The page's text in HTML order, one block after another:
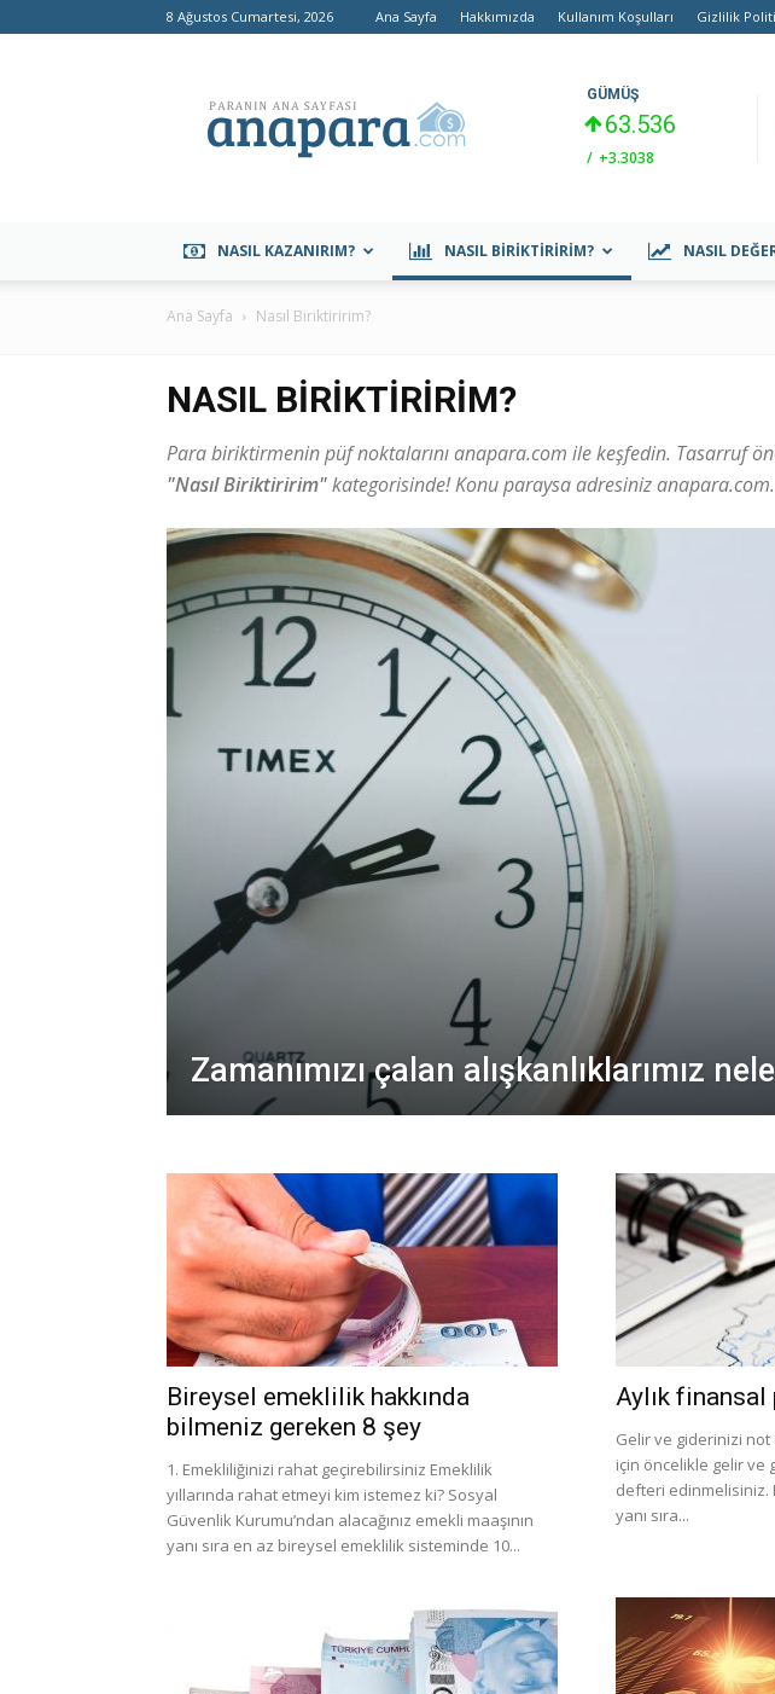
8 Ağustos Cumartesi, 2026 Ana Sayfa Hakkımızda Kullanım Koşulları Gizlilik
GÜMÜŞ
63.536
/ +3.3038
NASIL KAZANIRIM? NASIL BIRIKTIRIRIM? NASIL
Ana Sayfa Nasıl Biriktiririm?
NASIL BIRIKTIRIRIM?
Para biriktirmenin püf noktalarını anapara.com ile keşfedin. Tasarruf
"Nasıl Biriktiririm"kategorisinde! Konu paraysa adresiniz anapara.com.
Zamanımızı çalan alışkanlıklarımız
Bireysel emeklilik hakkında
bilmeniz gereken 8 şey
1. Emekliliğinizi rahat geçirebilirsiniz Emeklilik
yıllarında rahat etmeyi kim istemez ki? Sosyal
Güvenlik Kurumu’ndan alacağınız emekli maaşının
yanı sıra en az bireysel emeklilik sisteminde 10...
Aylık finansal
Gelir ve giderinizi
için öncelikle gelir ve
defteri
yanı sıra...